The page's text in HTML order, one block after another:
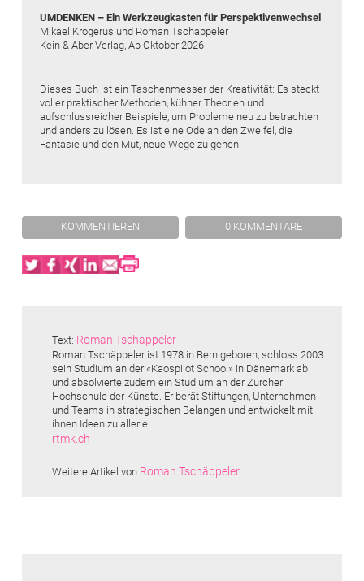
UMDENKEN – Ein Werkzeugkasten für Perspektivenwechsel
Mikael Krogerus und Roman Tschäppeler
Kein & Aber Verlag, Ab Oktober 2026
Dieses Buch ist ein Taschenmesser der Kreativität: Es steckt
voller praktischer Methoden, kühner Theorien und
aufschlussreicher Beispiele, um Probleme neu zu betrachten
und anders zu lösen. Es ist eine Ode an den Zweifel, die
Fantasie und den Mut, neue Wege zu gehen.
KOMMENTIEREN 0 KOMMENTARE
Twitter
Facebook
XING
LinkedIn
Email
Print
Text: Roman Tschäppeler
Roman Tschäppeler ist 1978 in Bern geboren, schloss 2003
sein Studium an der «Kaospilot School» in Dänemark ab
und absolvierte zudem ein Studium an der Zürcher
Hochschule der Künste. Er berät Stiftungen, Unternehmen
und Teams in strategischen Belangen und entwickelt mit
ihnen Ideen zu allerlei.
rtmk.ch
Weitere Artikel von Roman Tschäppeler